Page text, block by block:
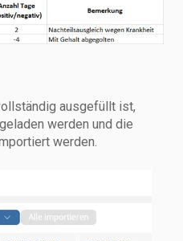
ausgefüllt ist,
werden und die
werden.